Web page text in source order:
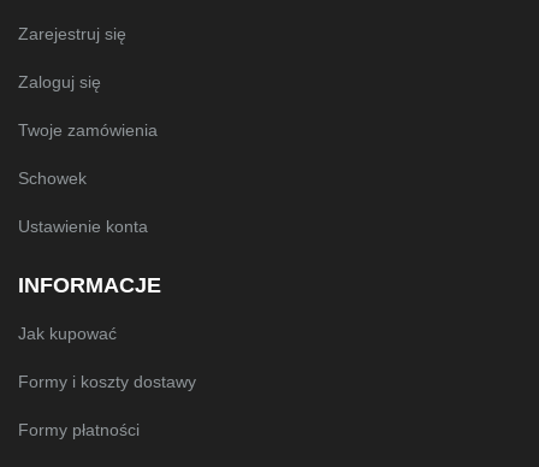
Zarejestruj się
Zaloguj się
Twoje zamówienia
Schowek
Ustawienie konta
INFORMACJE
Jak kupować
Formy i koszty dostawy
Formy płatności